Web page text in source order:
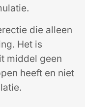
die alleen
Het is
middel geen
heeft en niet